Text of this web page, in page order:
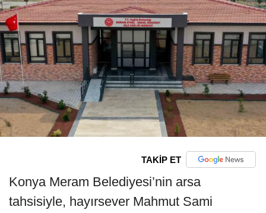
TAKİP ET
Konya Meram Belediyesi’nin arsa
tahsisiyle, hayırsever Mahmut Sami